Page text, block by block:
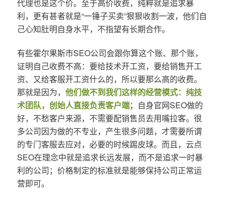
代理也是这个价。至于高价收费，纯粹就是追求暴
利，更有甚者就是“一锤子买卖”狠狠收割一波，他们自
己心知肚明自身水平，不指望有长期合作。
有些霍尔果斯市SEO公司会跟你算这个账、那个账，
证明自己收费不高：要给技术开工资，要给销售开工
资、又给客服开工资什么的，所以要那么高的收费。
那就是因为， 他们做不到我们这样的经营模式：纯技
术团队，创始人直接负责客户端；自身官网SEO做的
好，不愁客户来源，不需要配销售员去用嘴拉客。很
多公司因为做的不专业，产生很多问题，才需要所谓
的专门客服去应对，必要的时候踢皮球。而且，云点
SEO在理念中就是追求长远发展，而不是追求一时暴
利的公司；价格制定的标准就是能够保持公司正常运
营即可。